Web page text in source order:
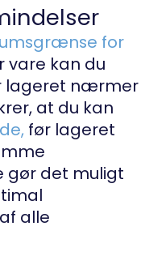
for
vare kan du
lageret nærmer
at du kan
før lageret
gør det muligt
alle